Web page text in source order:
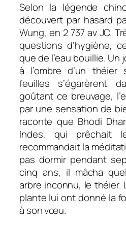
Selon la légende
découvert par hasard
Wung, en 2 737 av JC.
questions d’hygiène,
que de l’eau bouillie. Un
à l’ombre d’un théier
feuilles s’égarèrent
goûtant ce breuvage,
par une sensation de
raconte que Bhodi
Indes, qui prêchait
recommandait la
pas dormir pendant
cinq ans, il mâcha
arbre inconnu, le
plante lui ont donné la
à son vœu.